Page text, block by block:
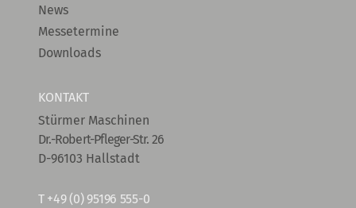
News
Messetermine
Downloads
KONTAKT
Stürmer Maschinen
Dr.-Robert-Pfleger-Str. 26
D-96103 Hallstadt
T +49 (0) 95196 555-0